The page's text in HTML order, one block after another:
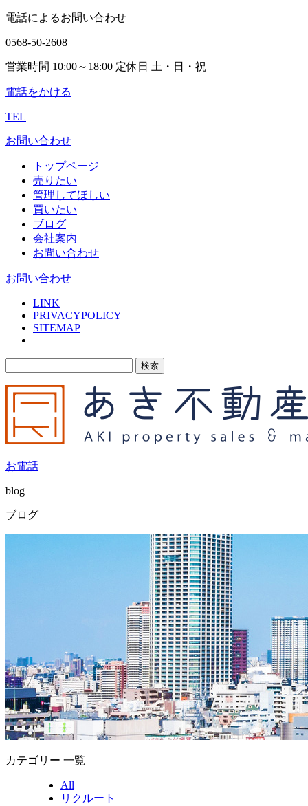
電話によるお問い合わせ
0568-50-2608
営業時間 10:00～18:00 定休日 土・日・祝
電話をかける
TEL
お問い合わせ
トップページ
売りたい
管理してほしい
買いたい
ブログ
会社案内
お問い合わせ
お問い合わせ
LINK
PRIVACYPOLICY
SITEMAP
お電話
blog
ブログ
カテゴリー 一覧
All
リクルート